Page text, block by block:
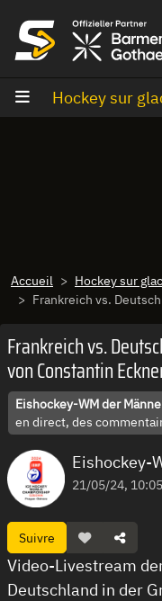
Hockey sur
Accueil Hockey sur
Frankreich vs.
Frankreich vs.
von Constantin
Eishockey-WM der
en direct, des
Eishockey-
21/05/24, 10:05
Suivre
Video-Livestream
Deutschland in der